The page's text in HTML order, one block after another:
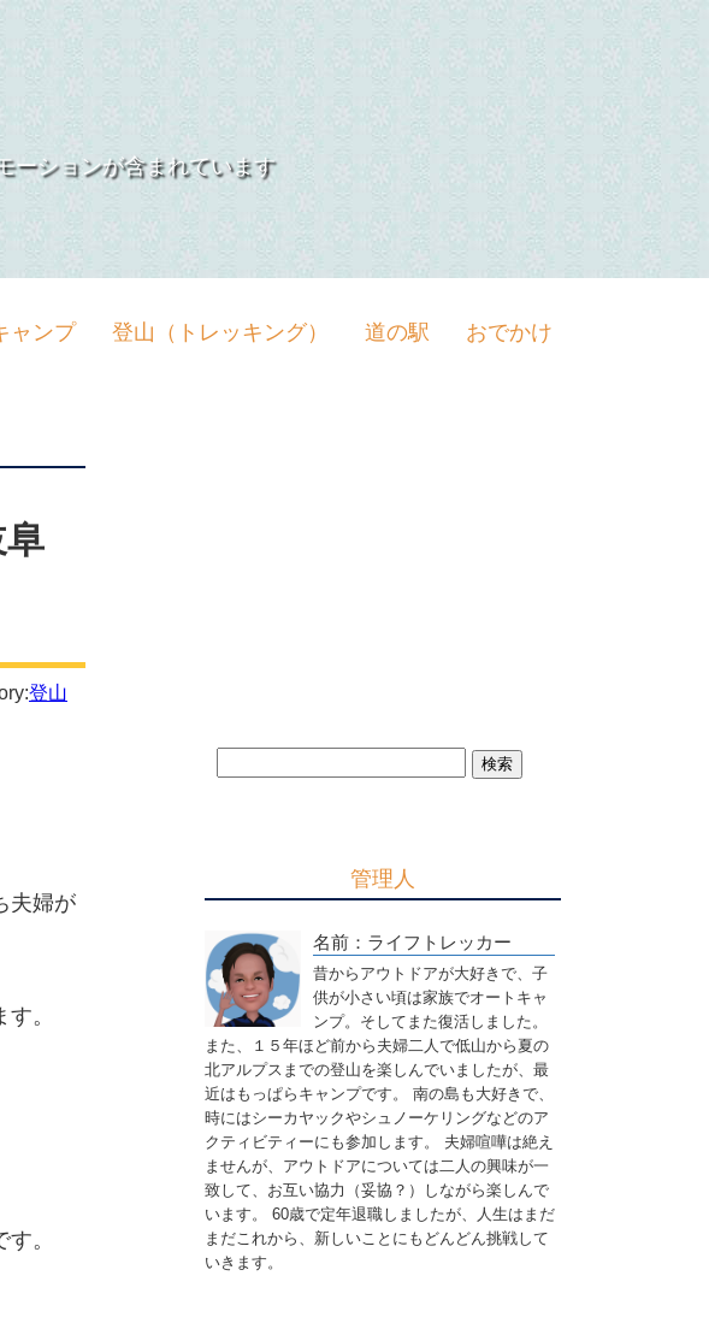
ンが含まれています
ャンプ 登山（トレッキング） 道の駅 おでかけ
登山
夫婦が
。
。
管理人
名前：ライフトレッカー
昔からアウトドアが大好きで、子
供が小さい頃は家族でオートキャ
ンプ。そしてまた復活しました。
また、１５年ほど前から夫婦二人で低山から夏の
北アルプスまでの登山を楽しんでいましたが、最
近はもっぱらキャンプです。 南の島も大好きで、
時にはシーカヤックやシュノーケリングなどのア
クティビティーにも参加します。 夫婦喧嘩は絶え
ませんが、アウトドアについては二人の興味が一
致して、お互い協力（妥協？）しながら楽しんで
います。 60歳で定年退職しましたが、人生はまだ
まだこれから、新しいことにもどんどん挑戦して
いきます。